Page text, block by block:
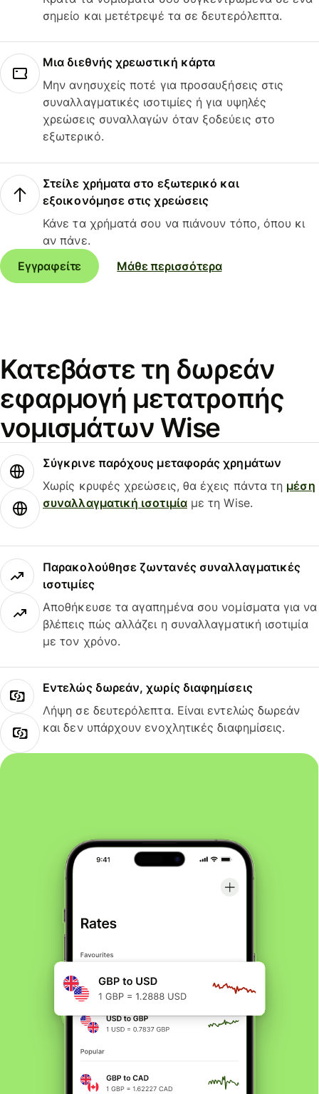
σημείο και μετέτρεψέ τα σε δευτερόλεπτα.
Μια διεθνής χρεωστική κάρτα
Μην ανησυχείς ποτέ για προσαυξήσεις στις
συναλλαγματικές ισοτιμίες ή για υψηλές
χρεώσεις συναλλαγών όταν ξοδεύεις στο
εξωτερικό.
Στείλε χρήματα στο εξωτερικό και
εξοικονόμησε στις χρεώσεις
Κάνε τα χρήματά σου να πιάνουν τόπο, όπου κι
αν πάνε.
Εγγραφείτε
Μάθε περισσότερα
Κατεβάστε τη δωρεάν
εφαρμογή μετατροπής
νομισμάτων Wise
Σύγκρινε παρόχους μεταφοράς χρημάτων
Χωρίς κρυφές χρεώσεις, θα έχεις πάντα τη μέση
συναλλαγματική ισοτιμίαμε τη Wise.
Παρακολούθησε ζωντανές συναλλαγματικές
ισοτιμίες
Αποθήκευσε τα αγαπημένα σου νομίσματα για να
βλέπεις πώς αλλάζει η συναλλαγματική ισοτιμία
με τον χρόνο.
Εντελώς δωρεάν, χωρίς διαφημίσεις
Λήψη σε δευτερόλεπτα. Είναι εντελώς δωρεάν
και δεν υπάρχουν ενοχλητικές διαφημίσεις.